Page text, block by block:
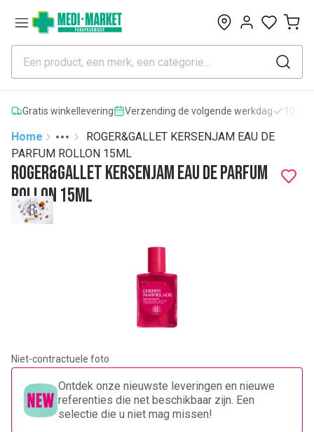
0
Gratis winkellevering Verzending de volgende werkdag
Home
More
Toggle menu
ROGER&GALLET KERSENJAM EAU DE
PARFUM ROLLON 15ML
ROGER&GALLET KERSENJAM EAU DE PARFUM
ROLLON 15ML
Niet-contractuele foto
Ontdek onze nieuwste leveringen en nieuwe
referenties die net beschikbaar zijn. Een
selectie die u niet mag missen!